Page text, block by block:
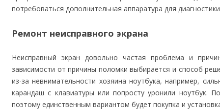
потребоваться дополнительная аппаратура для
Ремонт неисправного экрана
Неисправный экран довольно частая проблема и
зависимости от причины поломки выбирается и способ
из-за невнимательности хозяина ноутбука, например,
карандаш с клавиатуры или попросту уронили ноутбук.
поэтому единственным вариантом будет покупка и